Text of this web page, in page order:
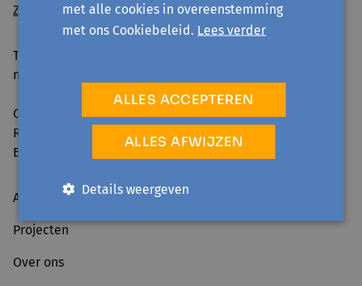
Zo geraak je er
Telefonisch bereikbaar:
ma-vr 09:00-12:30 & 13:30-16:00
Ondernemingsnummer: 0861.240.630
RPR: Brussel
BE98 0014 0882 7693
Activiteiten
Projecten
Over ons
met alle cookies in overeenstemming
met ons Cookiebeleid. Lees verder
ALLES ACCEPTEREN
ALLES AFWIJZEN
Details weergeven